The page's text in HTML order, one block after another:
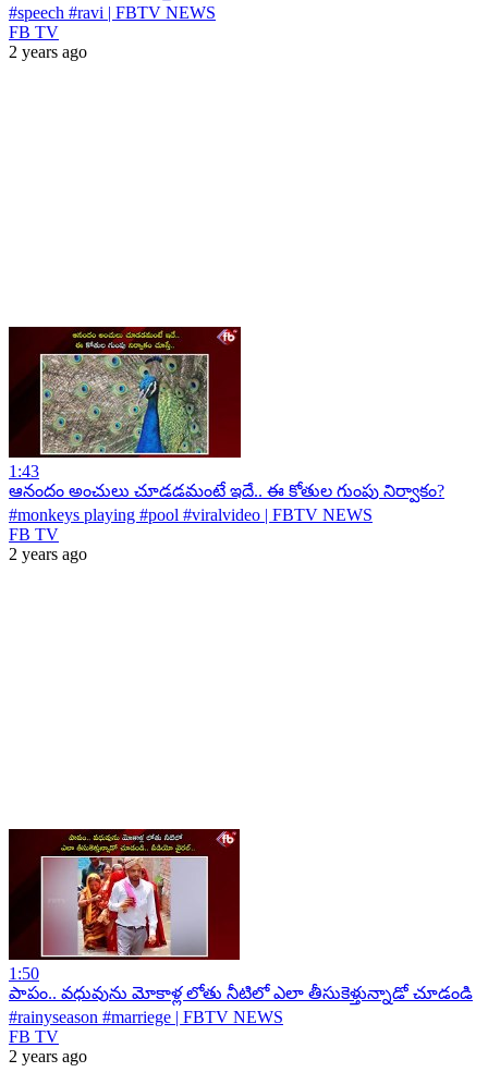
#speech #ravi | FBTV NEWS
FB TV
2 years ago
1:43
ఆనందం అంచులు చూడడమంటే ఇదే.. ఈ కోతుల గుంపు నిర్వాకం?
#monkeys playing #pool #viralvideo | FBTV NEWS
FB TV
2 years ago
1:50
పాపం.. వధువును మోకాళ్ల లోతు నీటిలో ఎలా తీసుకెళ్తున్నాడో చూడండి
#rainyseason #marriege | FBTV NEWS
FB TV
2 years ago